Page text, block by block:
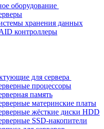
оборудование
хранения данных
контроллеры
для сервера
процессоры
память
материнские платы
жёсткие диски HDD
SSD-накопители